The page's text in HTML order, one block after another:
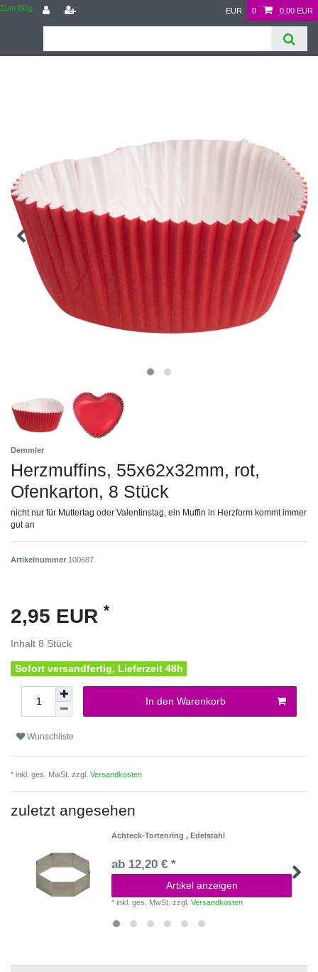
Zum Blog EUR 0 0,00 EUR
Demmler
Herzmuffins, 55x62x32mm, rot,
Ofenkarton, 8 Stück
nicht nur für Muttertag oder Valentinstag, ein Muffin in Herzform kommt immer
gut an
Artikelnummer 100687
2,95 EUR *
Inhalt 8 Stück
Sofort versandfertig, Lieferzeit 48h
In den Warenkorb
Wunschliste
* inkl. ges. MwSt. zzgl. Versandkosten
zuletzt angesehen
Achteck-Tortenring , Edelstahl
ab 12,20 € *
Artikel anzeigen
*inkl. ges. MwSt. zzgl.Versandkosten